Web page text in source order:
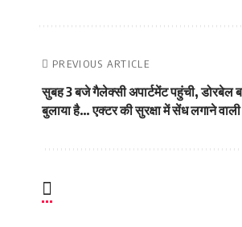
PREVIOUS ARTICLE
सुबह 3 बजे गैलेक्सी अपार्टमेंट पहुंची, डोरबेल
बुलाया है… एक्टर की सुरक्षा में सेंध लगाने